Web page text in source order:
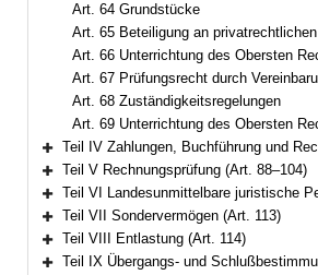
Art. 64 Grundstücke
Art. 65 Beteiligung an
Art. 66 Unterrichtung des Obersten
Art. 67 Prüfungsrecht durch
Art. 68 Zuständigkeitsregelungen
Art. 69 Unterrichtung des Obersten
Bereich erweitern
Teil IV Zahlungen, Buchführung und
Bereich erweitern
Teil V Rechnungsprüfung (Art. 88–104)
Bereich erweitern
Teil VI Landesunmittelbare juristische Personen des
Bereich erweitern
Teil VII Sondervermögen (Art. 113)
Bereich erweitern
Teil VIII Entlastung (Art. 114)
Teil IX Übergangs- und